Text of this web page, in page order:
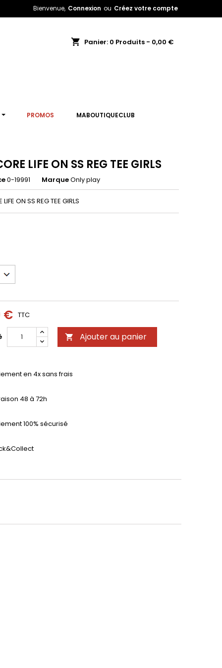
Bienvenue, Connexion ou Créez votre compte
shopping_cart Panier: 0 Produits - 0,00 €
PROMOS MABOUTIQUECLUB
LIFE ON SS REG TEE GIRLS
0-19991 MarqueOnly play
ON SS REG TEE GIRLS
€ TTC
 Ajouter au panier
en 4x sans frais
48 à 72h
100% sécurisé